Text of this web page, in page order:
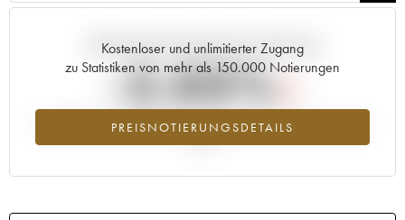
Kostenloser und unlimitierter Zugang
zu Statistiken von mehr als 150.000 Notierungen
PREISNOTIERUNGSDETAILS
Aktuelle Entwicklung der Preisnotierung
-2.03%
Preisabfall des Jahrgangs 1981 im Jahr 2026 im Vergleich zum Jahr